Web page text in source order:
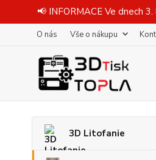
📢 INFORMACE Ve dnech
O nás Vše o nákupu
3D Litofanie